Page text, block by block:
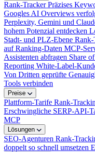
Rank-TrackerPräzises
Googles AI Overviews
Perplexity, Gemini und
hohem Potenzial entdecken
Stadt- und PLZ-Ebene
auf Ranking-Daten MCP-
Assistenten abfragen Share
Reporting White-Label-
Von Dritten geprüfte
Tools verbinden
Preise
Plattform-Tarife Rank-
Erschwingliche SERP-API-
MCP
Lösungen
SEO-Agenturen Rank-
doppelt so schnell umsetzen